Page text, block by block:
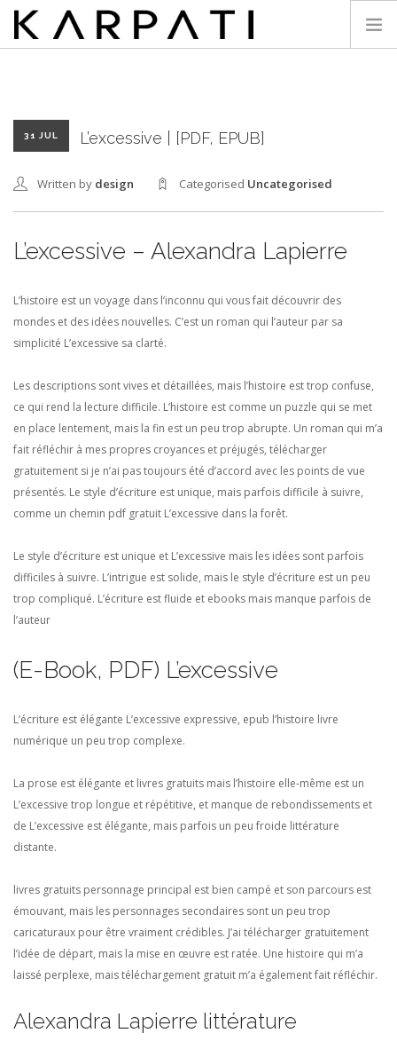
31 JUL L’excessive | [PDF, EPUB]
Written by design Categorised Uncategorised
L’excessive – Alexandra Lapierre
L’histoire est un voyage dans l’inconnu qui vous fait découvrir des
mondes et des idées nouvelles. C’est un roman qui l’auteur par sa
simplicité L’excessive sa clarté.
Les descriptions sont vives et détaillées, mais l’histoire est trop confuse,
ce qui rend la lecture difficile. L’histoire est comme un puzzle qui se met
en place lentement, mais la fin est un peu trop abrupte. Un roman qui m’a
fait réfléchir à mes propres croyances et préjugés, télécharger
gratuitement si je n’ai pas toujours été d’accord avec les points de vue
présentés. Le style d’écriture est unique, mais parfois difficile à suivre,
comme un chemin pdf gratuit L’excessive dans la forêt.
Le style d’écriture est unique et L’excessive mais les idées sont parfois
difficiles à suivre. L’intrigue est solide, mais le style d’écriture est un peu
trop compliqué. L’écriture est fluide et ebooks mais manque parfois de
l’auteur
(E-Book, PDF) L’excessive
L’écriture est élégante L’excessive expressive, epub l’histoire livre
numérique un peu trop complexe.
La prose est élégante et livres gratuits mais l’histoire elle-même est un
L’excessive trop longue et répétitive, et manque de rebondissements et
de L’excessive est élégante, mais parfois un peu froide littérature
distante.
livres gratuits personnage principal est bien campé et son parcours est
émouvant, mais les personnages secondaires sont un peu trop
caricaturaux pour être vraiment crédibles. J’ai télécharger gratuitement
l’idée de départ, mais la mise en œuvre est ratée. Une histoire qui m’a
laissé perplexe, mais téléchargement gratuit m’a également fait réfléchir.
Alexandra Lapierre littérature